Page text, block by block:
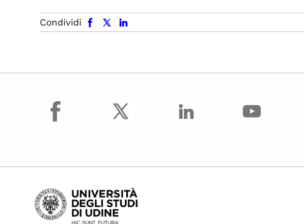
Condividi
facebook x.com linkedin
facebook